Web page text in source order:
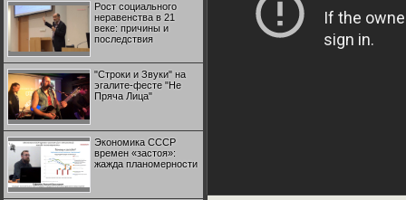
Рост социального
неравенства в 21
веке: причины и
последствия
"Строки и Звуки" на
эгалите-фесте "Не
Пряча Лица"
Экономика СССР
времен «застоя»:
жажда планомерности